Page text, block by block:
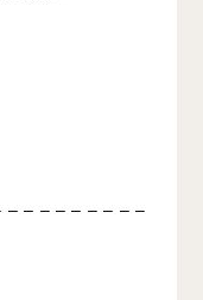
– – – – – – – – –